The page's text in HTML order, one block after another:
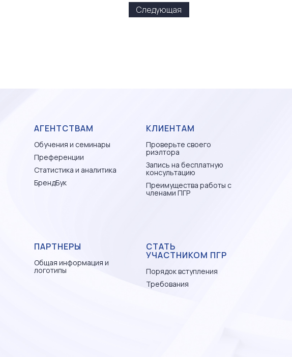
Следующая
АГЕНТСТВАМ
Обучения и семинары
Преференции
Статистика и аналитика
БрендБук
КЛИЕНТАМ
Проверьте своего
риэлтора
Запись на бесплатную
консультацию
Преимущества работы с
членами ПГР
ПАРТНЕРЫ
Общая информация и
логотипы
СТАТЬ
УЧАСТНИКОМ ПГР
Порядок вступления
Требования